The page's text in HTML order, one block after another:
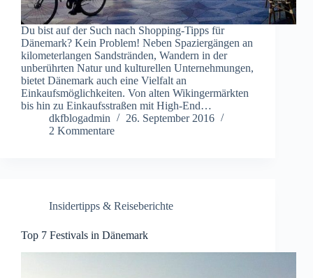
Du bist auf der Such nach Shopping-Tipps für
Dänemark? Kein Problem! Neben Spaziergängen an
kilometerlangen Sandstränden, Wandern in der
unberührten Natur und kulturellen Unternehmungen,
bietet Dänemark auch eine Vielfalt an
Einkaufsmöglichkeiten. Von alten Wikingermärkten
bis hin zu Einkaufsstraßen mit High-End…
dkfblogadmin
26. September 2016
2 Kommentare
Insidertipps & Reiseberichte
Top 7 Festivals in Dänemark